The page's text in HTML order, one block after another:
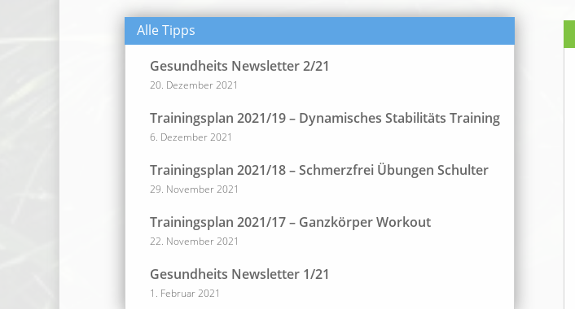
Alle Tipps
Gesundheits Newsletter 2/21
20. Dezember 2021
Trainingsplan 2021/19 – Dynamisches Stabilitäts Training
6. Dezember 2021
Trainingsplan 2021/18 – Schmerzfrei Übungen Schulter
29. November 2021
Trainingsplan 2021/17 – Ganzkörper Workout
22. November 2021
Gesundheits Newsletter 1/21
1. Februar 2021